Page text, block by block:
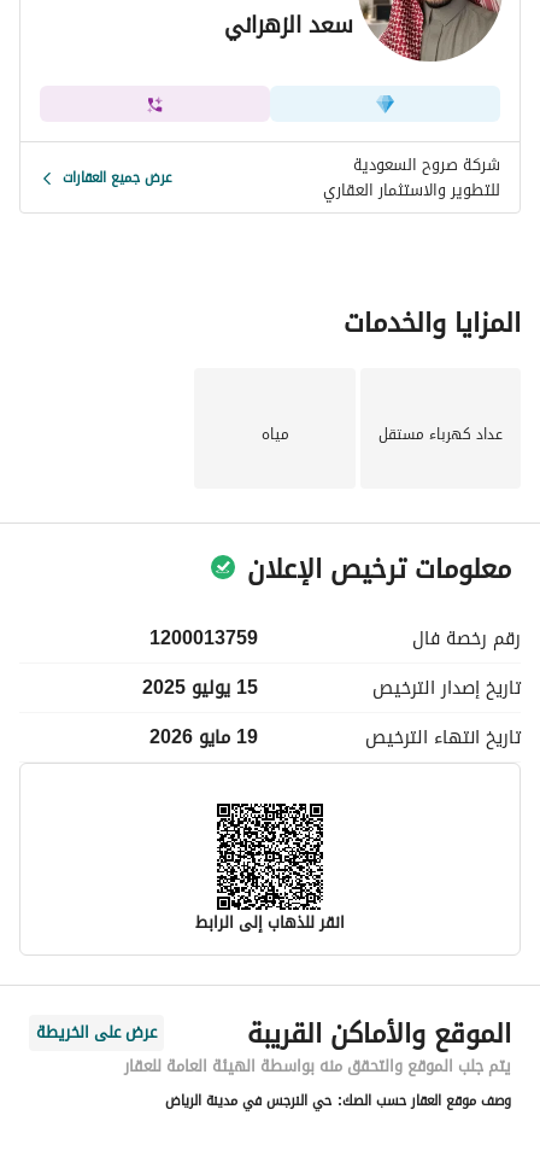
سعد الزهراني
شركة صروح السعودية
للتطوير والاستثمار العقاري عرض جميع العقارات
المزايا والخدمات
عداد كهرباء مستقل مياه
معلومات ترخيص الإعلان
رقم رخصة فال
1200013759
تاريخ إصدار الترخيص
15 يوليو 2025
تاريخ انتهاء الترخيص 19 مايو 2026
انقر للذهاب إلى الرابط
معلومات مسؤول الإعلان
اسم المسؤول
-
رقم المسؤول
-
الموقع والأماكن القريبة
عرض على الخريطة
يتم جلب الموقع والتحقق منه بواسطة الهيئة العامة للعقار
وصف موقع العقار حسب الصك: حي النرجس في مدينة الرياض